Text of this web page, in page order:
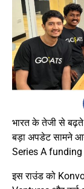
भारत के तेजी से
बड़ा अपडेट सामने
Series A funding
इस राउंड को